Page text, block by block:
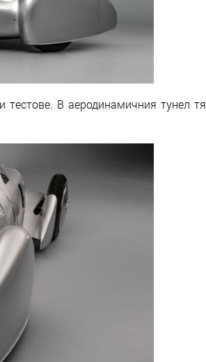
В аеродинамичния тунел тя